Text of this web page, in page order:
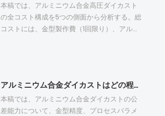
セスと組み合わせた、グレードゾーン鋼材の
マッチング戦略を提案する。
泡や冷間閉鎖などの一般的なダイカスト欠陥
は、コーティングの密着性と表面の均一性を
著しく損ないます。適切な加工代と金型構造
オがあります。仕上げのマッチングは、ブラ
ンク鋳造品質、使用環境、機能的要求を組み
合わせて、精密アルミニウム鋳造部品の安定
本稿では、アルミニウム合金高圧ダイカスト
の全コスト構成を5つの側面から分析する。総
コストには、金型製作費（1回限り）、アルミ
ストは金型製作の初期費用は高いが、大量注
文の場合は単価が低くなる。合理的な構造最
適化と大量調達により、ダイカストプロジェ
アルミニウム合金ダイカストはどの程度の公差まで対応できるのか？
本稿では、アルミニウム合金ダイカストの公
差能力について、金型精度、プロセスパラメ